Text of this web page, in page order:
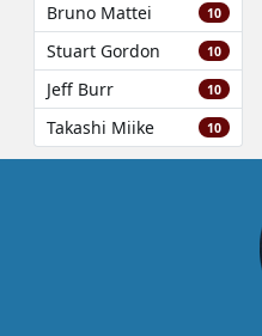
Bruno Mattei 10
Stuart Gordon 10
Jeff Burr 10
Takashi Miike 10